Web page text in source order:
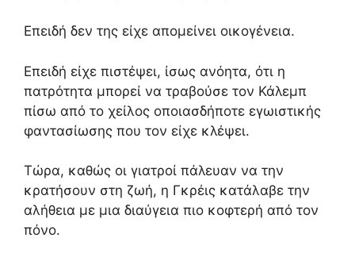
Επειδή δεν της είχε απομείνει οικογένεια.
Επειδή είχε πιστέψει, ίσως ανόητα, ότι η
πατρότητα μπορεί να τραβούσε τον Κάλεμπ
πίσω από το χείλος οποιασδήποτε εγωιστικής
φαντασίωσης που τον είχε κλέψει.
Τώρα, καθώς οι γιατροί πάλευαν να την
κρατήσουν στη ζωή, η Γκρέις κατάλαβε την
αλήθεια με μια διαύγεια πιο κοφτερή από τον
πόνο.